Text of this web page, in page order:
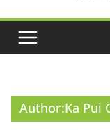
Author:Ka Pui